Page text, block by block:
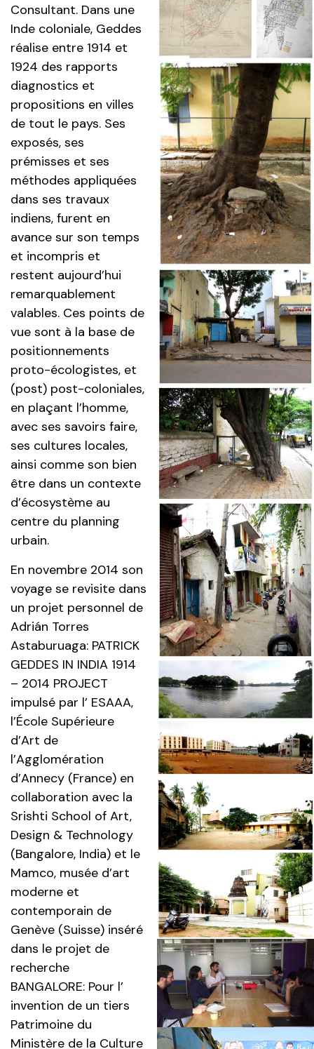
Consultant. Dans une
Inde coloniale, Geddes
réalise entre 1914 et
1924 des rapports
diagnostics et
propositions en villes
de tout le pays. Ses
exposés, ses
prémisses et ses
méthodes appliquées
dans ses travaux
indiens, furent en
avance sur son temps
et incompris et
restent aujourd’hui
remarquablement
valables. Ces points de
vue sont à la base de
positionnements
proto-écologistes, et
(post) post-coloniales,
en plaçant l’homme,
avec ses savoirs faire,
ses cultures locales,
ainsi comme son bien
être dans un contexte
d’écosystème au
centre du planning
urbain.
En novembre 2014 son
voyage se revisite dans
un projet personnel de
Adrián Torres
Astaburuaga: PATRICK
GEDDES IN INDIA 1914
– 2014 PROJECT
impulsé par l’ ESAAA,
l’École Supérieure
d’Art de
l’Agglomération
d’Annecy (France) en
collaboration avec la
Srishti School of Art,
Design & Technology
(Bangalore, India) et le
Mamco, musée d’art
moderne et
contemporain de
Genève (Suisse) inséré
dans le projet de
recherche
BANGALORE: Pour l’
invention de un tiers
Patrimoine du
Ministère de la Culture